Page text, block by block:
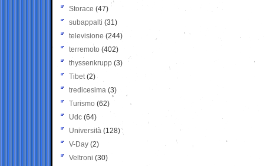
Storace (47)
subappalti (31)
televisione(244)
terremoto (402)
thyssenkrupp (3)
Tibet(2)
tredicesima (3)
Turismo (62)
Udc (64)
Università (128)
V-Day (2)
Veltroni (30)